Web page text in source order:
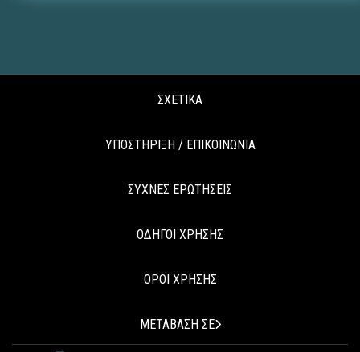
ΣΧΕΤΙΚΑ
ΥΠΟΣΤΗΡΙΞΗ / ΕΠΙΚΟΙΝΩΝΙΑ
ΣΥΧΝΕΣ ΕΡΩΤΗΣΕΙΣ
ΟΔΗΓΟΙ ΧΡΗΣΗΣ
ΟΡΟΙ ΧΡΗΣΗΣ
ΜΕΤΑΒΑΣΗ ΣΕ